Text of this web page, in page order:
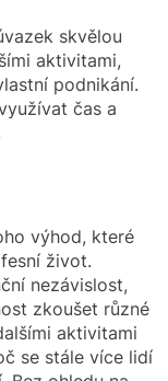
skvělou
aktivitami,
podnikání.
čas a
výhod, které
život.
nezávislost,
zkoušet různé
aktivitami
se stále více lidí